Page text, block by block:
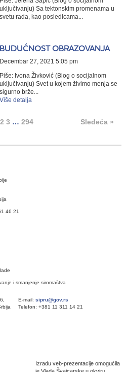
uključivanju) Sa tektonskim promenama u
svetu rada, kao posledicama...
BUDUĆNOST OBRAZOVANJA
Decembar 27, 2021 5:05 pm
Piše: Ivona Živković (Blog o socijalnom
uključivanju) Svet u kojem živimo menja se
sigurno brže...
Više detalja
2 3 … 294 Sledeća »
46 21
i smanjenje siromaštva
E-mail:sipru@gov.rs
Telefon: +381 11 311 14 21
Izradu veb-prezentacije omogućila